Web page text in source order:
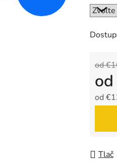
od
od
od
Tlač